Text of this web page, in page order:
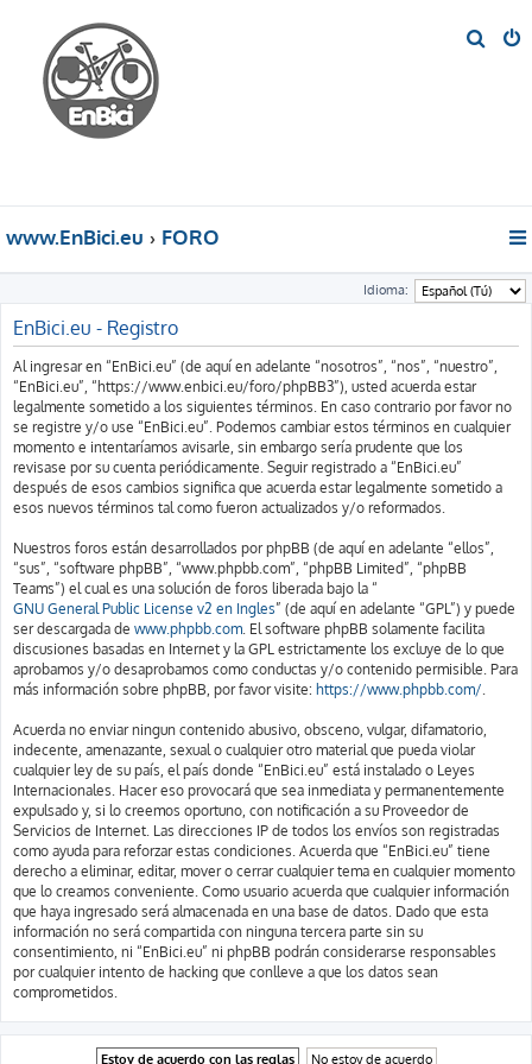
www.EnBici.eu FORO
Idioma:
EnBici.eu - Registro
Al ingresar en “EnBici.eu” (de aquí en adelante “nosotros”, “nos”, “nuestro”,
“EnBici.eu”, “https://www.enbici.eu/foro/phpBB3”), usted acuerda estar
legalmente sometido a los siguientes términos. En caso contrario por favor no
se registre y/o use “EnBici.eu”. Podemos cambiar estos términos en cualquier
momento e intentaríamos avisarle, sin embargo sería prudente que los
revisase por su cuenta periódicamente. Seguir registrado a “EnBici.eu”
después de esos cambios significa que acuerda estar legalmente sometido a
esos nuevos términos tal como fueron actualizados y/o reformados.
Nuestros foros están desarrollados por phpBB (de aquí en adelante “ellos”,
“sus”, “software phpBB”, “www.phpbb.com”, “phpBB Limited”, “phpBB
Teams”) el cual es una solución de foros liberada bajo la “
GNU General Public License v2 en Ingles” (de aquí en adelante “GPL”) y puede
ser descargada de www.phpbb.com. El software phpBB solamente facilita
discusiones basadas en Internet y la GPL estrictamente los excluye de lo que
aprobamos y/o desaprobamos como conductas y/o contenido permisible. Para
más información sobre phpBB, por favor visite: https://www.phpbb.com/.
Acuerda no enviar ningun contenido abusivo, obsceno, vulgar, difamatorio,
indecente, amenazante, sexual o cualquier otro material que pueda violar
cualquier ley de su país, el país donde “EnBici.eu” está instalado o Leyes
Internacionales. Hacer eso provocará que sea inmediata y permanentemente
expulsado y, si lo creemos oportuno, con notificación a su Proveedor de
Servicios de Internet. Las direcciones IP de todos los envíos son registradas
como ayuda para reforzar estas condiciones. Acuerda que “EnBici.eu” tiene
derecho a eliminar, editar, mover o cerrar cualquier tema en cualquier momento
que lo creamos conveniente. Como usuario acuerda que cualquier información
que haya ingresado será almacenada en una base de datos. Dado que esta
información no será compartida con ninguna tercera parte sin su
consentimiento, ni “EnBici.eu” ni phpBB podrán considerarse responsables
por cualquier intento de hacking que conlleve a que los datos sean
comprometidos.